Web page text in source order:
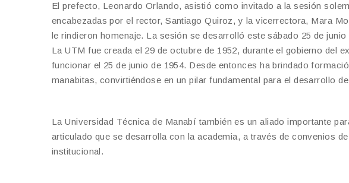
El prefecto, Leonardo Orlando, asistió como invitado a la sesión
encabezadas por el rector, Santiago Quiroz, y la vicerrectora, Mara
le rindieron homenaje. La sesión se desarrolló este sábado 25 de
La UTM fue creada el 29 de octubre de 1952, durante el gobierno del
funcionar el 25 de junio de 1954. Desde entonces ha brindado
manabitas, convirtiéndose en un pilar fundamental para el desarrollo
La Universidad Técnica de Manabí también es un aliado importante
articulado que se desarrolla con la academia, a través de convenios
institucional.